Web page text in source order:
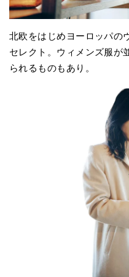
北欧をはじめヨーロッパの
セレクト。ウィメンズ服が
られるものもあり。